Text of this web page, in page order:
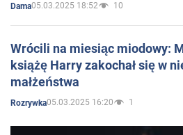
Dama05.03.2025 18:52 10
Wrócili na miesiąc miodowy:
książę Harry zakochał się w
małżeństwa
Rozrywka05.03.2025 16:20 1